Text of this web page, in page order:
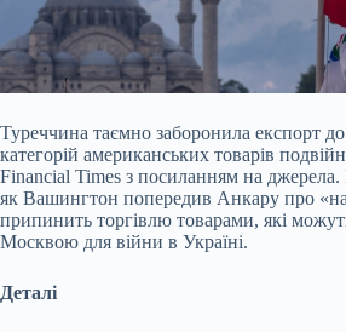
Туреччина таємно заборонила експорт до
категорій американських товарів
Financial Times з посиланням на джерела.
як Вашингтон попередив Анкару про
припинить торгівлю товарами, які
Москвою для війни в Україні.
Деталі